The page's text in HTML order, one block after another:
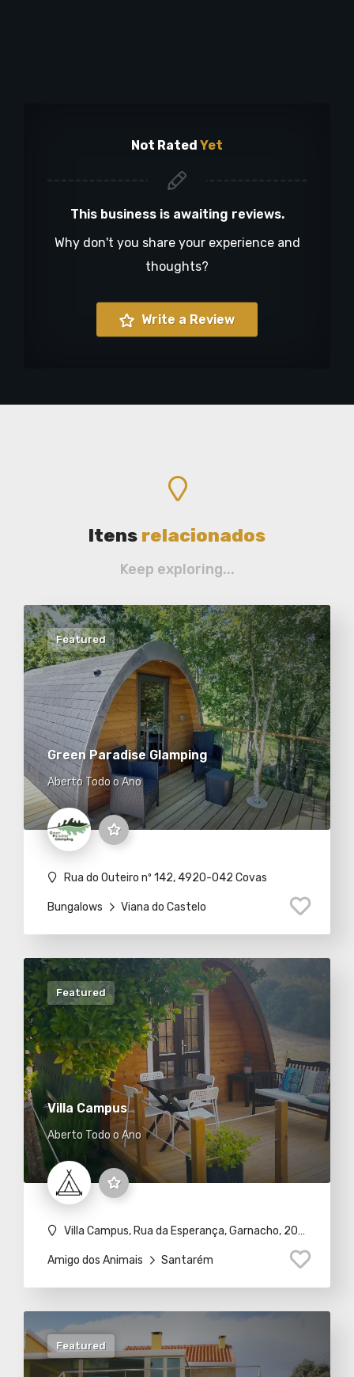
Not Rated Yet
This business is awaiting reviews.
Why don't you share your experience and
thoughts?
Write a Review
Itens relacionados
Keep exploring...
Featured
Green Paradise Glamping
Aberto Todo o Ano
Rua do Outeiro nº 142, 4920-042 Covas
Bungalows Viana do Castelo
Featured
Villa Campus
Aberto Todo o Ano
Villa Campus, Rua da Esperança, Garnacho, 2000-674 S. Vicente do Paul
Amigo dos Animais Santarém
Featured